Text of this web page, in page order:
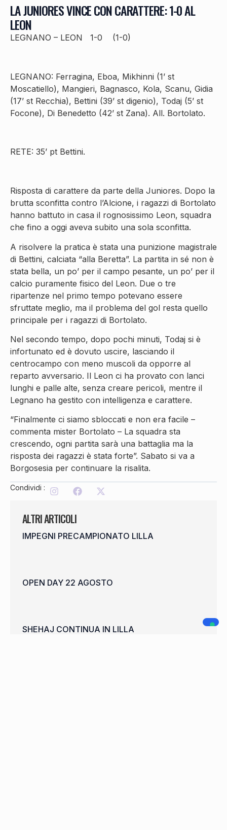
ALTRI ARTICOLI
IMPEGNI PRECAMPIONATO LILLA
OPEN DAY 22 AGOSTO
SHEHAJ CONTINUA IN LILLA
LA JUNIORES VINCE CON CARATTERE: 1-0 AL
LEON
LEGNANO – LEON 1-0 (1-0)
LEGNANO: Ferragina, Eboa, Mikhinni (1’ st
Moscatiello), Mangieri, Bagnasco, Kola, Scanu, Gidia
(17’ st Recchia), Bettini (39’ st digenio), Todaj (5’ st
Focone), Di Benedetto (42’ st Zana). All. Bortolato.
RETE: 35’ pt Bettini.
Risposta di carattere da parte della Juniores. Dopo la
brutta sconfitta contro l’Alcione, i ragazzi di Bortolato
hanno battuto in casa il rognosissimo Leon, squadra
che fino a oggi aveva subito una sola sconfitta.
A risolvere la pratica è stata una punizione magistrale
di Bettini, calciata “alla Beretta”. La partita in sé non è
stata bella, un po’ per il campo pesante, un po’ per il
calcio puramente fisico del Leon. Due o tre
ripartenze nel primo tempo potevano essere
sfruttate meglio, ma il problema del gol resta quello
principale per i ragazzi di Bortolato.
Nel secondo tempo, dopo pochi minuti, Todaj si è
infortunato ed è dovuto uscire, lasciando il
centrocampo con meno muscoli da opporre al
reparto avversario. Il Leon ci ha provato con lanci
lunghi e palle alte, senza creare pericoli, mentre il
Legnano ha gestito con intelligenza e carattere.
“Finalmente ci siamo sbloccati e non era facile –
commenta mister Bortolato – La squadra sta
crescendo, ogni partita sarà una battaglia ma la
risposta dei ragazzi è stata forte”. Sabato si va a
Borgosesia per continuare la risalita.
Condividi :